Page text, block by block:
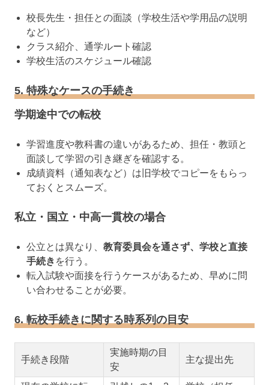
校長先生・担任との面談（学校生活や学用品の説明
など）
クラス紹介、通学ルート確認
学校生活のスケジュール確認
5. 特殊なケースの手続き
学期途中での転校
学習進度や教科書の違いがあるため、担任・教頭と
面談して学習の引き継ぎを確認する。
成績資料（通知表など）は旧学校でコピーをもらっ
ておくとスムーズ。
私立・国立・中高一貫校の場合
公立とは異なり、 教育委員会を通さず、学校と直接
手続き を行う。
転入試験や面接を行うケースがあるため、早めに問
い合わせることが必要。
6. 転校手続きに関する時系列の目安
手続き段階
実施時期の目
安
主な提出先